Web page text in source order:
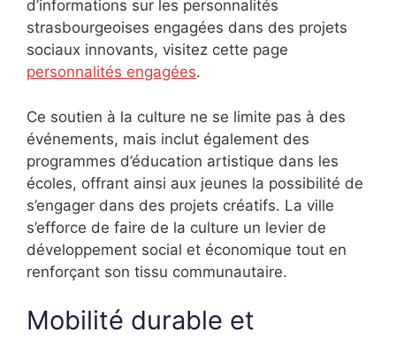
d’informations sur les personnalités
strasbourgeoises engagées dans des projets
sociaux innovants, visitez cette page
personnalités engagées.
Ce soutien à la culture ne se limite pas à des
événements, mais inclut également des
programmes d’éducation artistique dans les
écoles, offrant ainsi aux jeunes la possibilité de
s’engager dans des projets créatifs. La ville
s’efforce de faire de la culture un levier de
développement social et économique tout en
renforçant son tissu communautaire.
Mobilité durable et